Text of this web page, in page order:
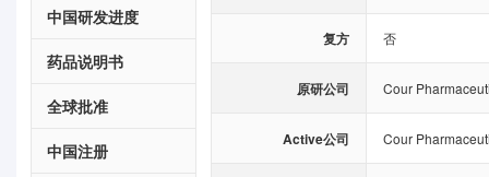
中国研发进度
药品说明书
全球批准
中国注册
复方 否
原研公司 Cour
Active公司 Cour